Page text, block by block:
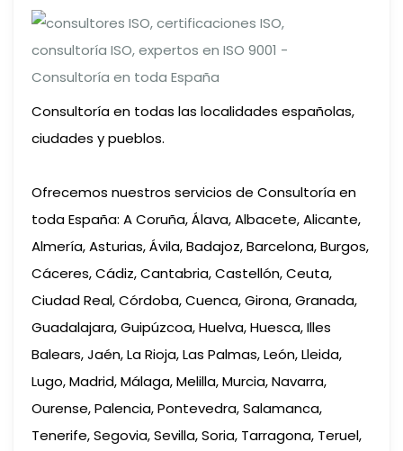
Consultoría en todas las localidades españolas,
ciudades y pueblos.
Ofrecemos nuestros servicios de Consultoría en
toda España: A Coruña, Álava, Albacete, Alicante,
Almería, Asturias, Ávila, Badajoz, Barcelona, Burgos,
Cáceres, Cádiz, Cantabria, Castellón, Ceuta,
Ciudad Real, Córdoba, Cuenca, Girona, Granada,
Guadalajara, Guipúzcoa, Huelva, Huesca, Illes
Balears, Jaén, La Rioja, Las Palmas, León, Lleida,
Lugo, Madrid, Málaga, Melilla, Murcia, Navarra,
Ourense, Palencia, Pontevedra, Salamanca,
Tenerife, Segovia, Sevilla, Soria, Tarragona, Teruel,